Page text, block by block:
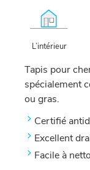
L’intérieur
Tapis pour
spécialement
ou gras.
Certifié
Excellent
Facile à